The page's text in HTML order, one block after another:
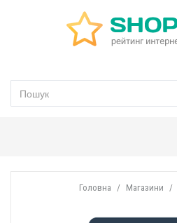
Головна Магазини